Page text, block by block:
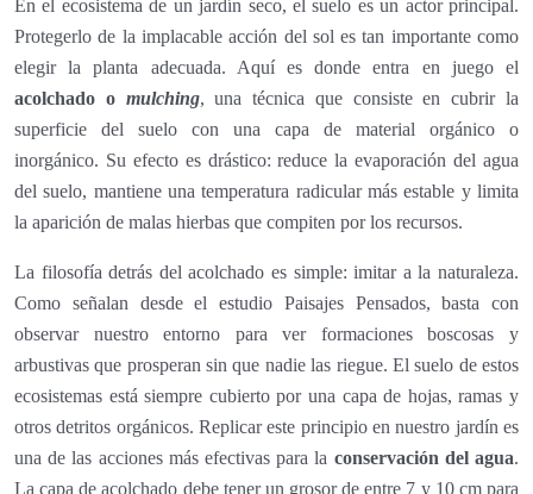
En el ecosistema de un jardín seco, el suelo es un actor principal.
Protegerlo de la implacable acción del sol es tan importante como
elegir la planta adecuada. Aquí es donde entra en juego el
acolchado o mulching, una técnica que consiste en cubrir la
superficie del suelo con una capa de material orgánico o
inorgánico. Su efecto es drástico: reduce la evaporación del agua
del suelo, mantiene una temperatura radicular más estable y limita
la aparición de malas hierbas que compiten por los recursos.
La filosofía detrás del acolchado es simple: imitar a la naturaleza.
Como señalan desde el estudio Paisajes Pensados, basta con
observar nuestro entorno para ver formaciones boscosas y
arbustivas que prosperan sin que nadie las riegue. El suelo de estos
ecosistemas está siempre cubierto por una capa de hojas, ramas y
otros detritos orgánicos. Replicar este principio en nuestro jardín es
una de las acciones más efectivas para la conservación del agua.
La capa de acolchado debe tener un grosor de entre 7 y 10 cm para